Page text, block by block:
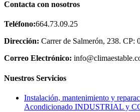
Contacta con nosotros
Teléfono:664.73.09.25
Dirección: Carrer de Salmerón, 238. CP:
Correo Electrónico:
Nuestros Servicios
Instalación, mantenimiento y
Acondicionado INDUSTRIAL y